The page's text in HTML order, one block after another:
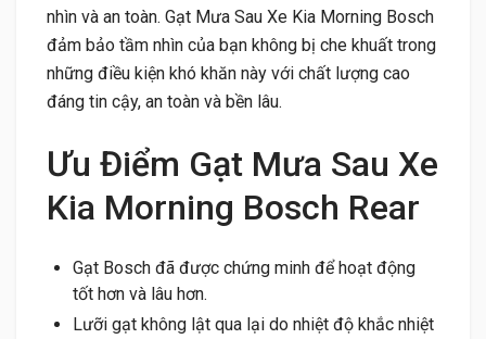
nhìn và an toàn. Gạt Mưa Sau Xe Kia Morning Bosch
đảm bảo tầm nhìn của bạn không bị che khuất trong
những điều kiện khó khăn này với chất lượng cao
đáng tin cậy, an toàn và bền lâu.
Ưu Điểm Gạt Mưa Sau Xe
Kia Morning Bosch Rear
Gạt Bosch đã được chứng minh để hoạt động
tốt hơn và lâu hơn.
Lưỡi gạt không lật qua lại do nhiệt độ khắc nhiệt